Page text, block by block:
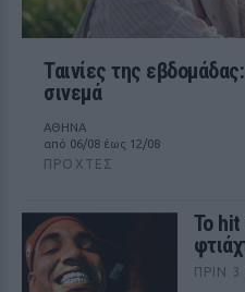
Ταινίες της
σινεμά
ΑΘΗΝΑ
από 06/08 έως 12/08
ΠΡΟΧΤΈΣ
Το hit
ΠΡΙΝ